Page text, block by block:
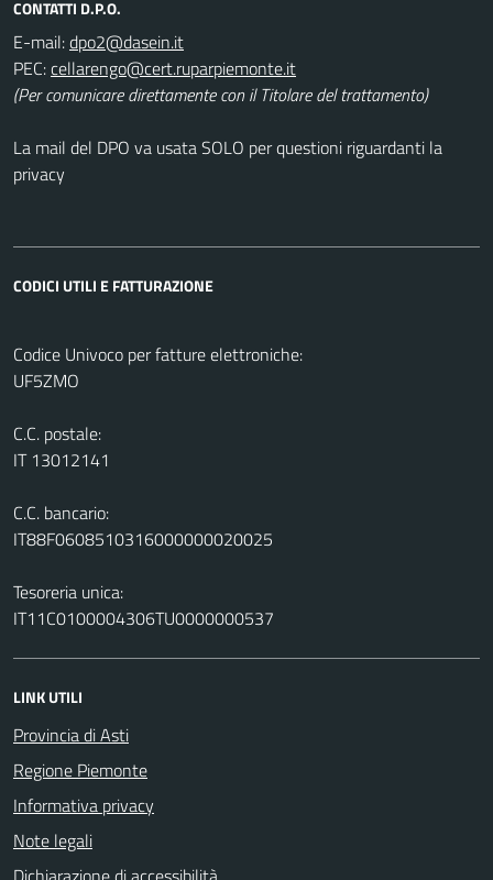
CONTATTI D.P.O.
E-mail:
PEC:
(Per comunicare direttamente con il Titolare del trattamento)
La mail del DPO va usata SOLO per questioni riguardanti la
privacy
CODICI UTILI E FATTURAZIONE
Codice Univoco per fatture elettroniche:
UF5ZMO
C.C. postale:
IT 13012141
C.C. bancario:
IT88F0608510316000000020025
Tesoreria unica:
IT11C0100004306TU0000000537
LINK UTILI
Provincia di Asti
Regione Piemonte
Informativa privacy
Note legali